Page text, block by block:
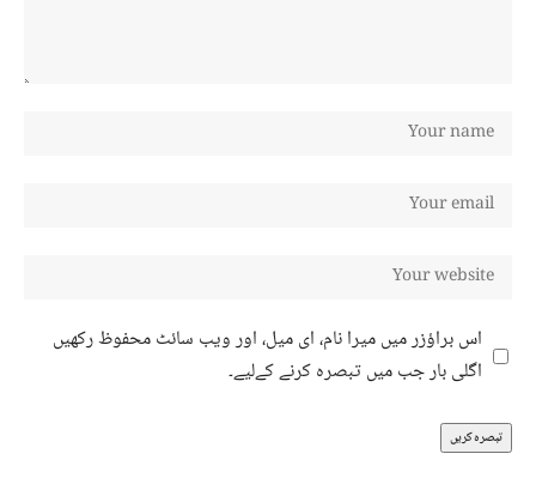
اس براؤزر میں میرا نام، ای میل، اور ویب سائٹ محفوظ رکھیں
اگلی بار جب میں تبصرہ کرنے کےلیے۔